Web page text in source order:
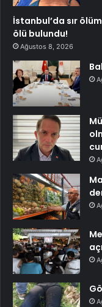
İstanbul’da sır
ölü bulundu!
Ağustos 8, 2026